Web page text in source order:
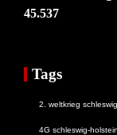
45.537
Tags
2. weltkrieg
4G schleswig-holstein